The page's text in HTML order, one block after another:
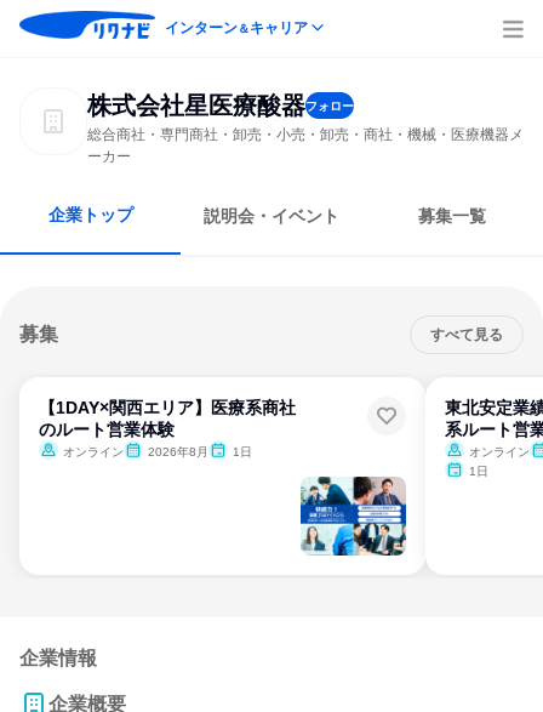
インターン＆キャリア
株式会社星医療酸器フォロー
総合商社・専門商社・卸売・小売・卸売・商社・機械・医療機器メ
ーカー
企業トップ 説明会・イベント 募集一覧
募集 すべて見る
【1DAY×関西エリア】医療系商社
のルート営業体験
オンライン 2026年8月 1日
東北安定業
系ルート営
オンライン
1日
企業情報
企業概要